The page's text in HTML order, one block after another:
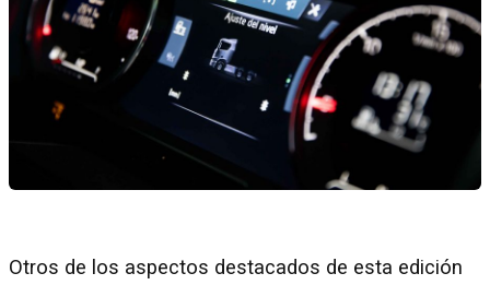
Otros de los aspectos destacados de esta edición